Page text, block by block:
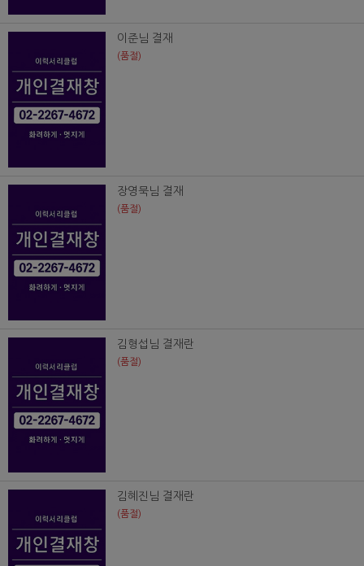
이준님 결재
(품절)
장영묵님 결재
(품절)
김형섭님 결재란
(품절)
김혜진님 결재란
(품절)